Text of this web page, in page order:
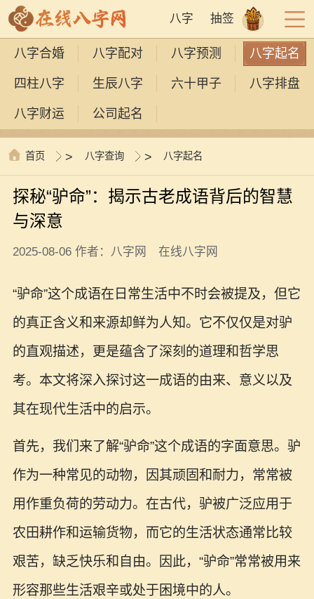
八字 抽签
八字合婚 八字配对 八字预测 八字起名
四柱八字 生辰八字 六十甲子 八字排盘
八字财运 公司起名
首页 > 八字查询 > 八字起名
探秘“驴命”：揭示古老成语背后的智慧
与深意
2025-08-06 作者：八字网 在线八字网
“驴命”这个成语在日常生活中不时会被提及，但它
的真正含义和来源却鲜为人知。它不仅仅是对驴
的直观描述，更是蕴含了深刻的道理和哲学思
考。本文将深入探讨这一成语的由来、意义以及
其在现代生活中的启示。
首先，我们来了解“驴命”这个成语的字面意思。驴
作为一种常见的动物，因其顽固和耐力，常常被
用作重负荷的劳动力。在古代，驴被广泛应用于
农田耕作和运输货物，而它的生活状态通常比较
艰苦，缺乏快乐和自由。因此，“驴命”常常被用来
形容那些生活艰辛或处于困境中的人。